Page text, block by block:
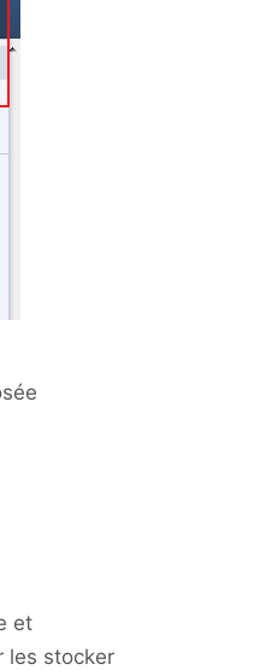
et
les stocker